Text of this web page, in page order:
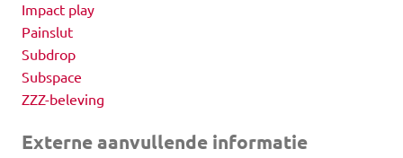
Impact play
Painslut
Subdrop
Subspace
ZZZ-beleving
Externe aanvullende informatie